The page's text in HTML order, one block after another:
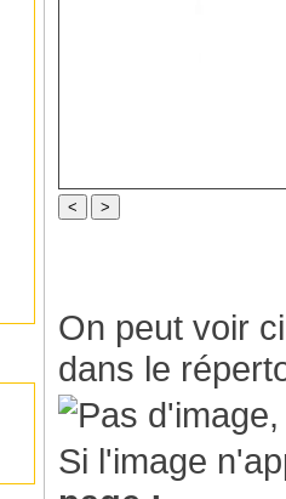
On peut voir
dans le
Si l'image